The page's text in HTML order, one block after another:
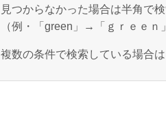
見つからなかった場合は半角で
（例・「green」→「ｇｒｅｅｎ
複数の条件で検索している場合